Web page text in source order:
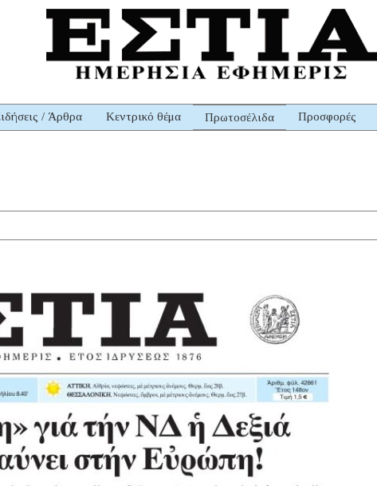
/ Άρθρα Κεντρικό θέμα Πρωτοσέλιδα Προσφορές